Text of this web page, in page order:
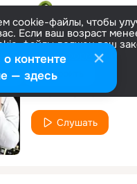
cookie-файлы, чтобы
Если ваш возраст
файлы должен ваш
Больше информации
Настроить
Ментовка
Евгений Зима
Слушать
контенте
— здесь